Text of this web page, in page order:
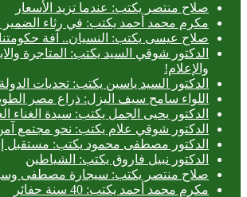
صلاح منتصر يكتب: عندما تزيد الأسعار
مكرم محمد أحمد يكتب: في رثاء الضمير
صلاح عيسى يكتب: النسيان.. آفة حكومتنا
الدكتور شوقي السيد يكتب: المتاجرة
والإعلام!
الدكتور السيد ياسين يكتب: تحديات الدولة
اللواء سامح سيف اليزل: ذراع مصر
الدكتور يحيى الجمل يكتب: سيدة الغناء
الدكتور شوقي علام يكتب: نحو مجتمع
الدكتور مصطفى محمود يكتب: مستقبل
الدكتور نبيل فاروق يكتب: الشياطين
صلاح منتصر يكتب: سيجارة مصطفى
مكرم محمد أحمد يكتب: 40 سنة حفائر